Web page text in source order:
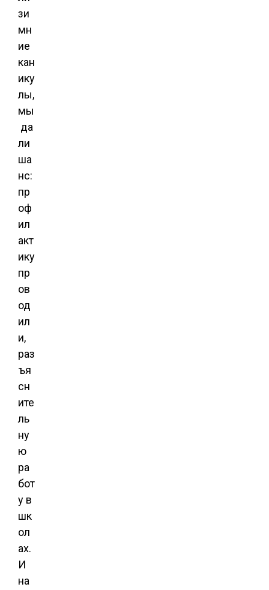
зи
мн
ие
кан
ику
лы,
мы
да
ли
ша
нс:
пр
оф
ил
акт
ику
пр
ов
од
ил
и,
раз
ъя
сн
ите
ль
ну
ю
ра
бот
у в
шк
ол
ах.
И
на